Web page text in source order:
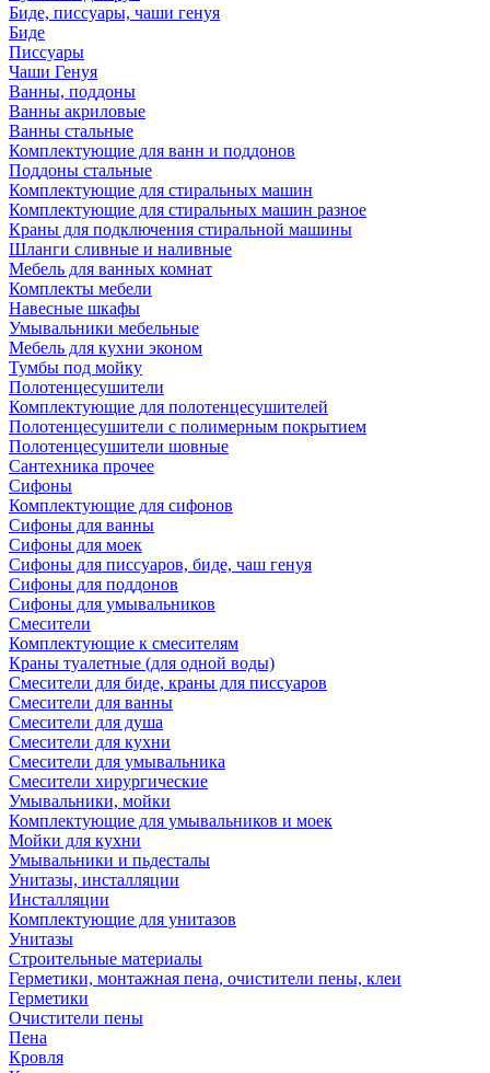
Биде, писсуары, чаши генуя
Биде
Писсуары
Чаши Генуя
Ванны, поддоны
Ванны акриловые
Ванны стальные
Комплектующие для ванн и поддонов
Поддоны стальные
Комплектующие для стиральных машин
Комплектующие для стиральных машин разное
Краны для подключения стиральной машины
Шланги сливные и наливные
Мебель для ванных комнат
Комплекты мебели
Навесные шкафы
Умывальники мебельные
Мебель для кухни эконом
Тумбы под мойку
Полотенцесушители
Комплектующие для полотенцесушителей
Полотенцесушители с полимерным покрытием
Полотенцесушители шовные
Сантехника прочее
Сифоны
Комплектующие для сифонов
Сифоны для ванны
Сифоны для моек
Сифоны для писсуаров, биде, чаш генуя
Сифоны для поддонов
Сифоны для умывальников
Смесители
Комплектующие к смесителям
Краны туалетные (для одной воды)
Смесители для биде, краны для писсуаров
Смесители для ванны
Смесители для душа
Смесители для кухни
Смесители для умывальника
Смесители хирургические
Умывальники, мойки
Комплектующие для умывальников и моек
Мойки для кухни
Умывальники и пьдесталы
Унитазы, инсталляции
Инсталляции
Комплектующие для унитазов
Унитазы
Строительные материалы
Герметики, монтажная пена, очистители пены, клеи
Герметики
Очистители пены
Пена
Кровля